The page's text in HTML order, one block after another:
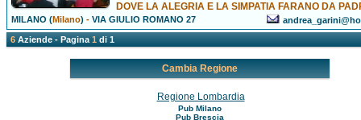
DOVE LA ALEGRIA E LA SIMPATIA FARANO DA
MILANO (Milano) -VIA GIULIO ROMANO 27
6Aziende - Pagina1di 1
Cambia Regione
Regione Lombardia
Pub Milano
Pub Brescia